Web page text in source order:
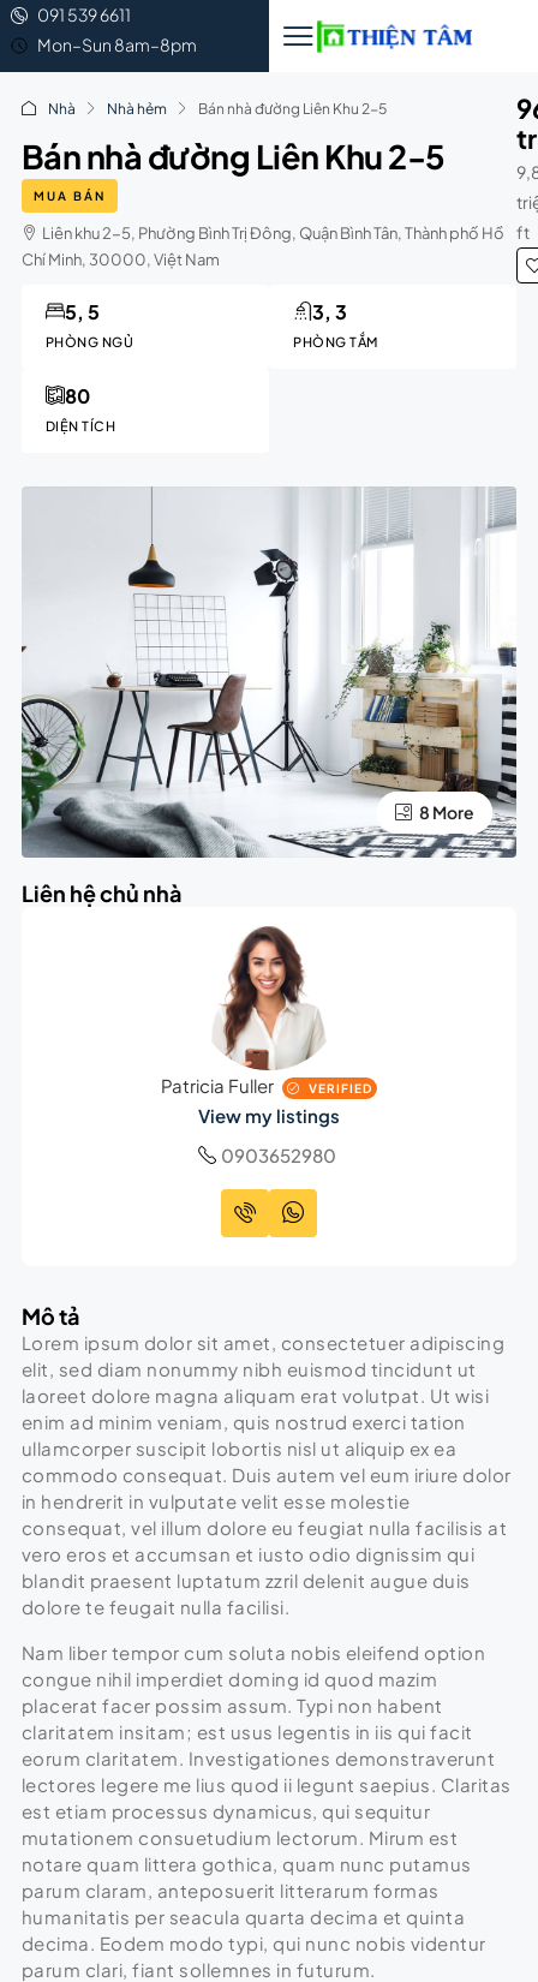
091 539 6611
Mon–Sun 8am–8pm
Nhà Nhà hẻm Bán nhà đường Liên Khu 2-5
Bán nhà đường Liên Khu 2-5
MUA BÁN
Liên khu 2-5, Phường Bình Trị Đông, Quận Bình Tân, Thành phố Hồ
Chí Minh, 30000, Việt Nam
PHÒNG NGỦ
5, 5
PHÒNG TẮM
3, 3
DIỆN TÍCH
80
ft
4 More
8 More
Liên hệ chủ nhà
Patricia Fuller VERIFIED
View my listings
0903652980
Mô tả
Lorem ipsum dolor sit amet, consectetuer adipiscing
elit, sed diam nonummy nibh euismod tincidunt ut
laoreet dolore magna aliquam erat volutpat. Ut wisi
enim ad minim veniam, quis nostrud exerci tation
ullamcorper suscipit lobortis nisl ut aliquip ex ea
commodo consequat. Duis autem vel eum iriure dolor
in hendrerit in vulputate velit esse molestie
consequat, vel illum dolore eu feugiat nulla facilisis at
vero eros et accumsan et iusto odio dignissim qui
blandit praesent luptatum zzril delenit augue duis
dolore te feugait nulla facilisi.
Nam liber tempor cum soluta nobis eleifend option
congue nihil imperdiet doming id quod mazim
placerat facer possim assum. Typi non habent
claritatem insitam; est usus legentis in iis qui facit
eorum claritatem. Investigationes demonstraverunt
lectores legere me lius quod ii legunt saepius. Claritas
est etiam processus dynamicus, qui sequitur
mutationem consuetudium lectorum. Mirum est
notare quam littera gothica, quam nunc putamus
parum claram, anteposuerit litterarum formas
humanitatis per seacula quarta decima et quinta
decima. Eodem modo typi, qui nunc nobis videntur
parum clari, fiant sollemnes in futurum.